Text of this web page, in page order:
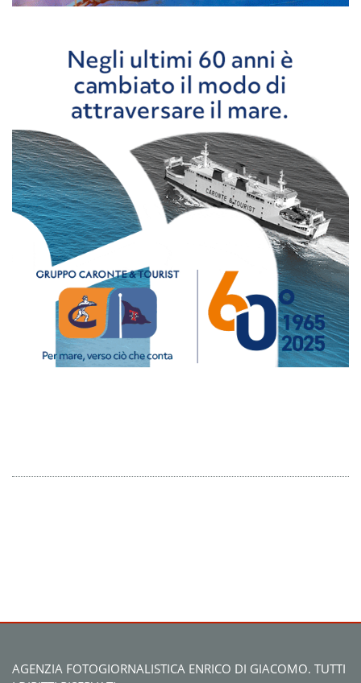
AGENZIA FOTOGIORNALISTICA ENRICO DI GIACOMO. TUTTI